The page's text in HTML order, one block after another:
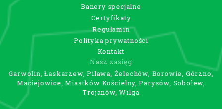
Banery specjalne
Certyfikaty
Regulamin
Polityka prywatności
Kontakt
Nasz zasięg
Garwolin, Łaskarzew, Pilawa, Żelechów, Borowie, Górzno,
Maciejowice, Miastków Kościelny, Parysów, Sobolew,
Trojanów, Wilga